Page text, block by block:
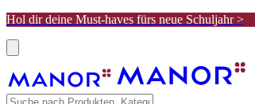
Hol dir deine Must-haves fürs neue Schuljahr >